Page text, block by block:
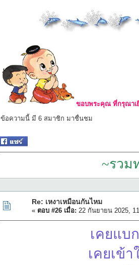
ขอบพระคุณ ที่กรุณาเ
ข้อความนี้ มี 6 สมาชิก มาชื่นชม
~รวม
Re: เหงาเหมือนกันไหม
« ตอบ #26 เมื่อ: 22 กันยายน 2025,
เคยแบ
เคยเข้